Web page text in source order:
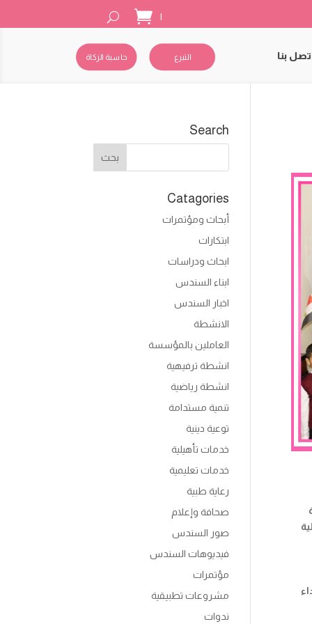
|
التبرع حاسبة الزكاة بنا
Search
Catagories
أبحاث ومؤتمرات
ابتكارات
ابحاث ودراسات
ابناء السندس
اخبار السندس
الانشطة
العاملين بالمؤسسة
انشطة ترفيهية
انشطة رياضية
تنمية مستدامة
توعية دينية
خدمات تأهيلية
خدمات تعليمية
رعاية طبية
صحافة وإعلام
صور السندس
فيديوهات السندس
مؤتمرات
مشروعات تطبيقية
ندوات